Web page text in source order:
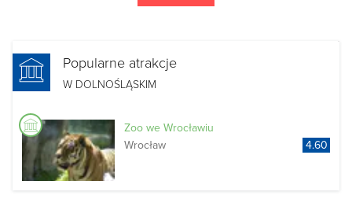
Popularne atrakcje
W DOLNOŚLĄSKIM
Zoo we Wrocławiu
Wrocław
4.60